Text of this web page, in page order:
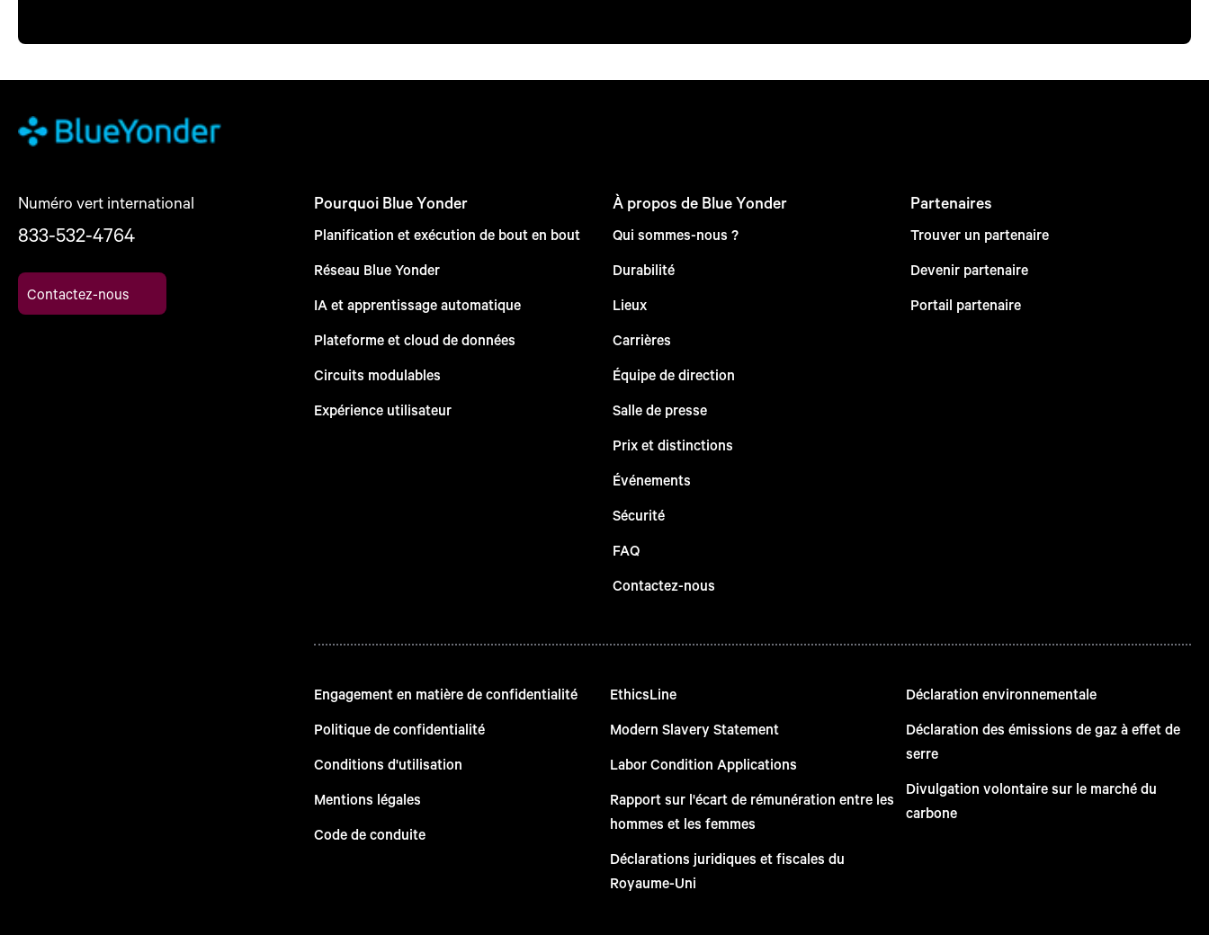
Numéro vert international
833-532-4764
Contactez-nous
Pourquoi Blue Yonder
Planification et exécution de bout en bout
Réseau Blue Yonder
IA et apprentissage automatique
Plateforme et cloud de données
Circuits modulables
Expérience utilisateur
À propos de Blue Yonder
Qui sommes-nous ?
Durabilité
Lieux
Carrières
Équipe de direction
Salle de presse
Prix et distinctions
Événements
Sécurité
FAQ
Contactez-nous
Partenaires
Trouver un partenaire
Devenir partenaire
Portail partenaire
Engagement en matière de confidentialité
Politique de confidentialité
Conditions d'utilisation
Mentions légales
Code de conduite
EthicsLine
Modern Slavery Statement
Labor Condition Applications
Rapport sur l'écart de rémunération entre les
hommes et les femmes
Déclarations juridiques et fiscales du
Royaume-Uni
Déclaration environnementale
Déclaration des émissions de gaz à effet de
serre
Divulgation volontaire sur le marché du
carbone